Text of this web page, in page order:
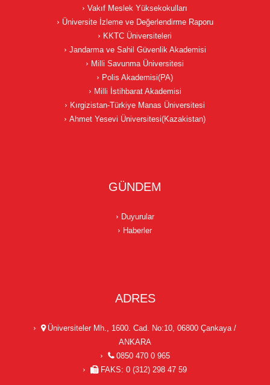
Vakıf Meslek Yüksekokulları
Üniversite İzleme ve Değerlendirme Raporu
KKTC Üniversiteleri
Jandarma ve Sahil Güvenlik Akademisi
Milli Savunma Üniversitesi
Polis Akademisi(PA)
Milli İstihbarat Akademisi
Kırgizistan-Türkiye Manas Üniversitesi
Ahmet Yesevi Üniversitesi(Kazakistan)
GÜNDEM
Duyurular
Haberler
ADRES
Üniversiteler Mh., 1600. Cad. No:10, 06800 Çankaya /
ANKARA
0850 470 0 965
FAKS: 0 (312) 298 47 59